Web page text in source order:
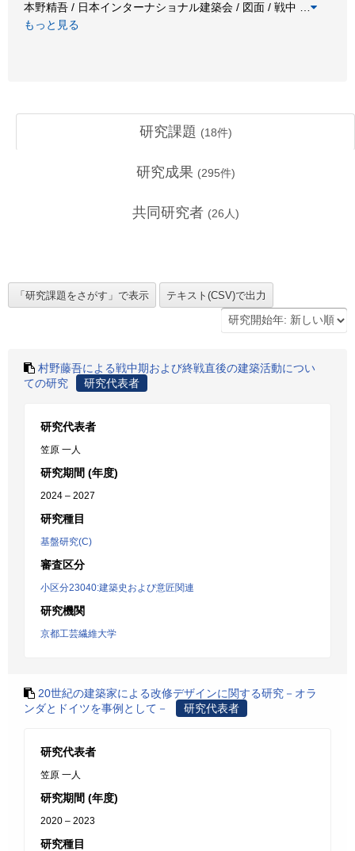
本野精吾 / 日本インターナショナル建築会 / 図面 / 戦中
もっと見る
研究課題 (18件)
研究成果 (295件)
共同研究者 (26 人)
村野藤吾による戦中期および終戦直後の建築活動につい
ての研究
研究代表者
研究代表者
笠原 一人
研究期間 (年度)
2024 – 2027
研究種目
基盤研究(C)
審査区分
小区分23040:建築史および意匠関連
研究機関
京都工芸繊維大学
20世紀の建築家による改修デザインに関する研究－オラ
ンダとドイツを事例として－
研究代表者
研究代表者
笠原 一人
研究期間 (年度)
2020 – 2023
研究種目